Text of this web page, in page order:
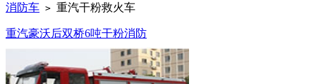
消防车 > 重汽干粉救火车
重汽豪沃后双桥6吨干粉消防